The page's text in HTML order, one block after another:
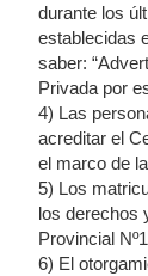
durante los
establecidas
saber:
Privada por
4) Las
acreditar el
el marco de
5) Los
los derechos
Provincial
6) El